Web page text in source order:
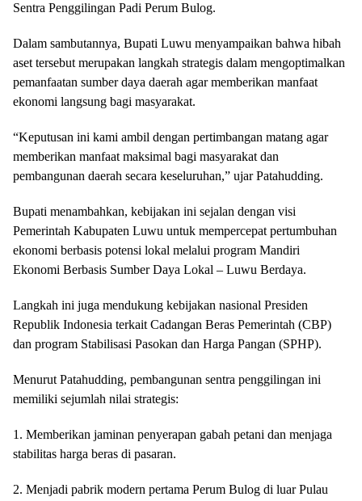
Sentra Penggilingan Padi Perum Bulog.
Dalam sambutannya, Bupati Luwu menyampaikan bahwa hibah
aset tersebut merupakan langkah strategis dalam mengoptimalkan
pemanfaatan sumber daya daerah agar memberikan manfaat
ekonomi langsung bagi masyarakat.
“Keputusan ini kami ambil dengan pertimbangan matang agar
memberikan manfaat maksimal bagi masyarakat dan
pembangunan daerah secara keseluruhan,” ujar Patahudding.
Bupati menambahkan, kebijakan ini sejalan dengan visi
Pemerintah Kabupaten Luwu untuk mempercepat pertumbuhan
ekonomi berbasis potensi lokal melalui program Mandiri
Ekonomi Berbasis Sumber Daya Lokal – Luwu Berdaya.
Langkah ini juga mendukung kebijakan nasional Presiden
Republik Indonesia terkait Cadangan Beras Pemerintah (CBP)
dan program Stabilisasi Pasokan dan Harga Pangan (SPHP).
Menurut Patahudding, pembangunan sentra penggilingan ini
memiliki sejumlah nilai strategis:
1. Memberikan jaminan penyerapan gabah petani dan menjaga
stabilitas harga beras di pasaran.
2. Menjadi pabrik modern pertama Perum Bulog di luar Pulau